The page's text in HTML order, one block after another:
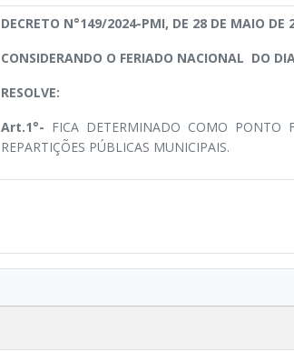
DECRETO N°149/2024-PMI, DE 28 DE MAIO DE
CONSIDERANDO O FERIADO NACIONAL DO
RESOLVE:
Art.1°- FICA DETERMINADO COMO PONTO
REPARTIÇÕES PÚBLICAS MUNICIPAIS.